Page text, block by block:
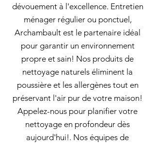
dévouement à l'excellence. Entretien
ménager régulier ou ponctuel,
Archambault est le partenaire idéal
pour garantir un environnement
propre et sain! Nos produits de
nettoyage naturels éliminent la
poussière et les allergènes tout en
préservant l'air pur de votre maison!
Appelez-nous pour planifier votre
nettoyage en profondeur dès
aujourd'hui!. Nos équipes de